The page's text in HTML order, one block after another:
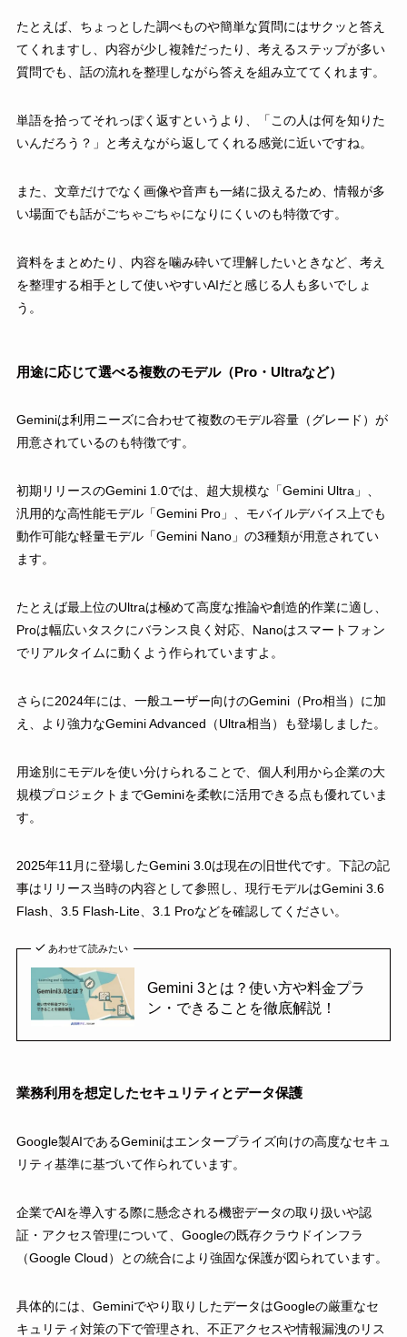
たとえば、ちょっとした調べものや簡単な質問にはサクッと答え
てくれますし、内容が少し複雑だったり、考えるステップが多い
質問でも、話の流れを整理しながら答えを組み立ててくれます。
単語を拾ってそれっぽく返すというより、「この人は何を知りた
いんだろう？」と考えながら返してくれる感覚に近いですね。
また、文章だけでなく画像や音声も一緒に扱えるため、情報が多
い場面でも話がごちゃごちゃになりにくいのも特徴です。
資料をまとめたり、内容を噛み砕いて理解したいときなど、考え
を整理する相手として使いやすいAIだと感じる人も多いでしょ
う。
用途に応じて選べる複数のモデル（Pro・Ultraなど）
Geminiは利用ニーズに合わせて複数のモデル容量（グレード）が
用意されているのも特徴です。
初期リリースのGemini 1.0では、超大規模な「Gemini Ultra」、
汎用的な高性能モデル「Gemini Pro」、モバイルデバイス上でも
動作可能な軽量モデル「Gemini Nano」の3種類が用意されてい
ます。
たとえば最上位のUltraは極めて高度な推論や創造的作業に適し、
Proは幅広いタスクにバランス良く対応、Nanoはスマートフォン
でリアルタイムに動くよう作られていますよ。
さらに2024年には、一般ユーザー向けのGemini（Pro相当）に加
え、より強力なGemini Advanced（Ultra相当）も登場しました。
用途別にモデルを使い分けられることで、個人利用から企業の大
規模プロジェクトまでGeminiを柔軟に活用できる点も優れていま
す。
2025年11月に登場したGemini 3.0は現在の旧世代です。下記の記
事はリリース当時の内容として参照し、現行モデルはGemini 3.6
Flash、3.5 Flash-Lite、3.1 Proなどを確認してください。
あわせて読みたい
Gemini 3とは？使い方や料金プラ
ン・できることを徹底解説！
業務利用を想定したセキュリティとデータ保護
Google製AIであるGeminiはエンタープライズ向けの高度なセキュ
リティ基準に基づいて作られています。
企業でAIを導入する際に懸念される機密データの取り扱いや認
証・アクセス管理について、Googleの既存クラウドインフラ
（Google Cloud）との統合により強固な保護が図られています。
具体的には、Geminiでやり取りしたデータはGoogleの厳重なセ
キュリティ対策の下で管理され、不正アクセスや情報漏洩のリス